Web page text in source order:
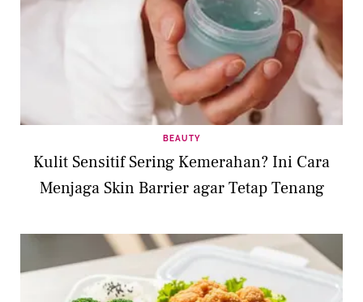
BEAUTY
Kulit Sensitif Sering Kemerahan? Ini Cara
Menjaga Skin Barrier agar Tetap Tenang